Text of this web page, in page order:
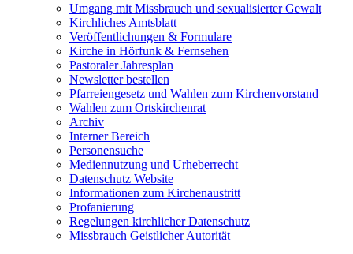
Umgang mit Missbrauch und sexualisierter Gewalt
Kirchliches Amtsblatt
Veröffentlichungen & Formulare
Kirche in Hörfunk & Fernsehen
Pastoraler Jahresplan
Newsletter bestellen
Pfarreiengesetz und Wahlen zum Kirchenvorstand
Wahlen zum Ortskirchenrat
Archiv
Interner Bereich
Personensuche
Mediennutzung und Urheberrecht
Datenschutz Website
Informationen zum Kirchenaustritt
Profanierung
Regelungen kirchlicher Datenschutz
Missbrauch Geistlicher Autorität